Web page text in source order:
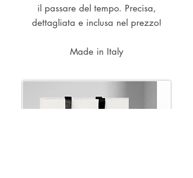
il passare del tempo. Precisa,
dettagliata e inclusa nel prezzo!
Made in Italy